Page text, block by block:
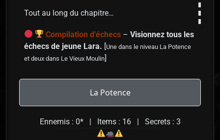
Tout au long du chapitre…
Compilation d’échecs –Visionnez tous les
échecs de jeune Lara. [Une dans le niveau La Potence
et deux dans Le Vieux Moulin]
La Potence
Ennemis : 0* | Items : 16 | Secrets : 3